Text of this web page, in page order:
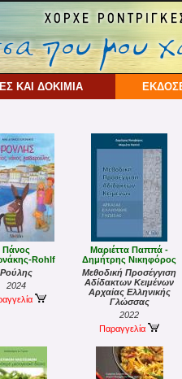
ΚΑΙ ΔΟΚΙΜΙΑ
Πάνος
Rohlf
Ρούλης
2024
Μαριέττα Παππά -
Δημήτρης Νικηφόρος
Μεθοδική Προσέγγιση
Αδίδακτων Κειμένων
Αρχαίας Ελληνικής
Γλώσσας
2022
Παραγγελία